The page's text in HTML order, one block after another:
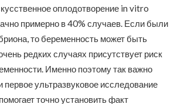
оплодотворение in vitro
примерно в 40% случаев. Если были
то беременность может быть
редких случаях присутствует риск
Именно поэтому так важно
первое ультразвуковое исследование
точно установить факт